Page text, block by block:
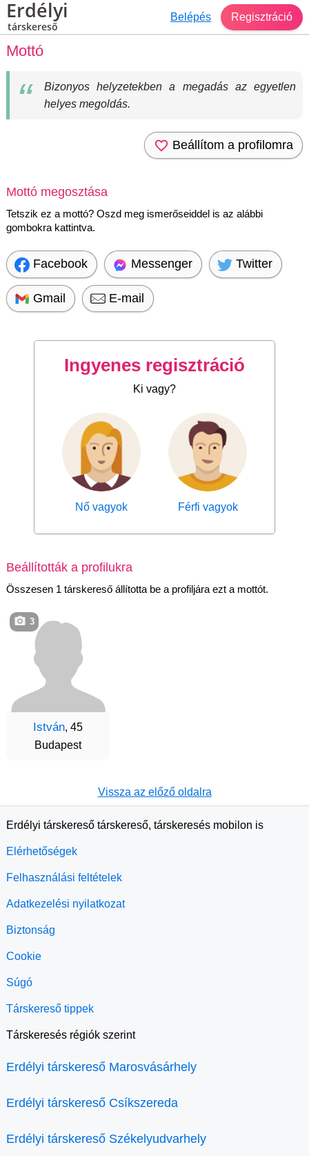
Erdélyi
társkereső
Belépés Regisztráció
Mottó
Bizonyos helyzetekben a megadás az egyetlen
helyes megoldás.
Beállítom a profilomra
Mottó megosztása
Tetszik ez a mottó? Oszd meg ismerőseiddel is az alábbi
gombokra kattintva.
Facebook Messenger Twitter
Gmail E-mail
Ingyenes regisztráció
Ki vagy?
Nő vagyok Férfi vagyok
Beállították a profilukra
Összesen 1 társkereső állította be a profiljára ezt a mottót.
István, 45
Budapest
3
Vissza az előző oldalra
Erdélyi társkereső társkereső, társkeresés mobilon is
Elérhetőségek
Felhasználási feltételek
Adatkezelési nyilatkozat
Biztonság
Cookie
Súgó
Társkereső tippek
Társkeresés régiók szerint
Erdélyi társkereső Marosvásárhely
Erdélyi társkereső Csíkszereda
Erdélyi társkereső Székelyudvarhely